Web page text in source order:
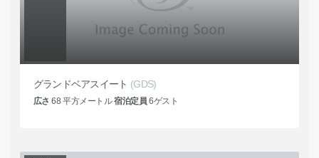
グランドベアスイート (GDS)
広さ 68 平方メートル宿泊定員 6ゲスト